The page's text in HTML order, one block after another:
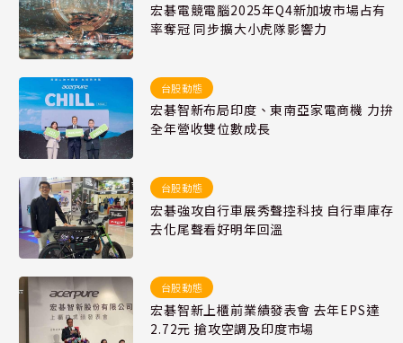
宏碁電競電腦2025年Q4新加坡市場占有
率奪冠 同步擴大小虎隊影響力
台股動態
宏碁智新布局印度、東南亞家電商機 力拚
全年營收雙位數成長
台股動態
宏碁強攻自行車展秀聲控科技 自行車庫存
去化尾聲看好明年回溫
台股動態
宏碁智新上櫃前業績發表會 去年EPS達
2.72元 搶攻空調及印度市場